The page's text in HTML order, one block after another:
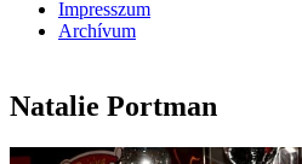
Impresszum
Archívum
Natalie Portman